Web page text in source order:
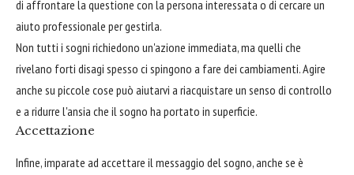
di affrontare la questione con la persona interessata o di cercare un
aiuto professionale per gestirla.
Non tutti i sogni richiedono un'azione immediata, ma quelli che
rivelano forti disagi spesso ci spingono a fare dei cambiamenti. Agire
anche su piccole cose può aiutarvi a riacquistare un senso di controllo
e a ridurre l'ansia che il sogno ha portato in superficie.
Accettazione
Infine, imparate ad accettare il messaggio del sogno, anche se è